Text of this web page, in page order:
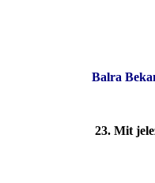
Balra
23. Mit